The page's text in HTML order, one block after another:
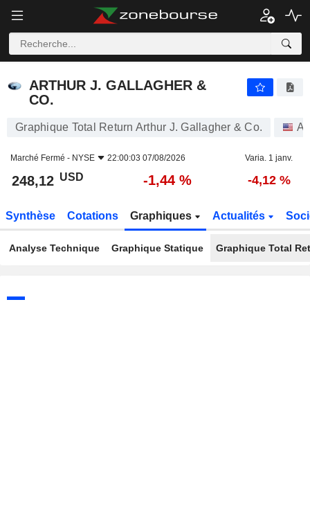
ARTHUR J. GALLAGHER &
CO.
Graphique Total Return Arthur J. Gallagher & Co.
Marché Fermé - NYSE 22:00:03 07/08/2026 Varia. 1 janv.
248,12 USD -1,44 % -4,12 %
Synthèse Cotations Graphiques Actualités
Analyse Technique Graphique Statique Graphique Total